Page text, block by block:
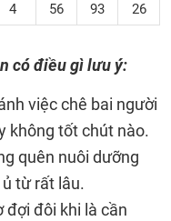
4 56 93 26
có điều gì lưu ý:
việc chê bai người
không tốt chút nào.
quên nuôi dưỡng
từ rất lâu.
đợi đôi khi là cần